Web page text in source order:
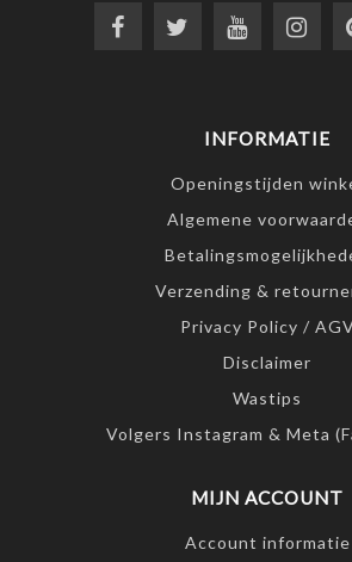
INFORMATIE
Openingstijden
Algemene
Verzending &
Privacy Policy /
Disclaimer
Wastips
Volgers Instagram & Meta
MIJN ACCOUNT
Account informatie